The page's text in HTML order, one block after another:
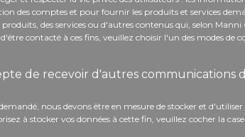
des comptes et pour fournir les produits et services
des services ou d'autres contenus qui, selon
contacté à ces fins, veuillez choisir l'un des modes de
de recevoir d'autres communications
nous devons être en mesure de stocker et d'utiliser
à stocker vos données à cette fin, veuillez cocher la case